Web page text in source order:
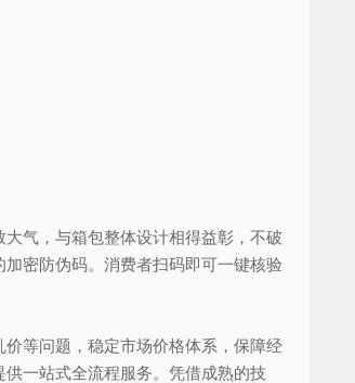
气，与箱包整体设计相得益彰，不破
密防伪码。消费者扫码即可一键核验
等问题，稳定市场价格体系，保障经
一站式全流程服务。凭借成熟的技